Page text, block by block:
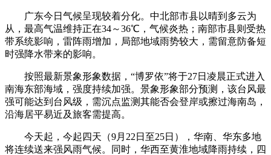
广东今日气候呈现较着分化。中北部市县以晴到多云为
从，最高气温维持正在34～36℃，气候炎热；南部市县则受热
带系统影响，雷阵雨增加，局部地域雨势较大，需留意防备短
时强降水带来的影响。
按照最新景象形象数据，“博罗依”将于27日凌晨正式进入
南海东部海域，强度持续加强。景象形象部分预测，该台风最
强可能达到台风级，需沉点监测其能否会登岸或擦过海南岛，
沿海居平易近及旅客需提高。
今天起，今起四天（9月22日至25日），华南、华东多地
将连续送来强风雨气候。同时，华西至黄淮地域降雨持续，四